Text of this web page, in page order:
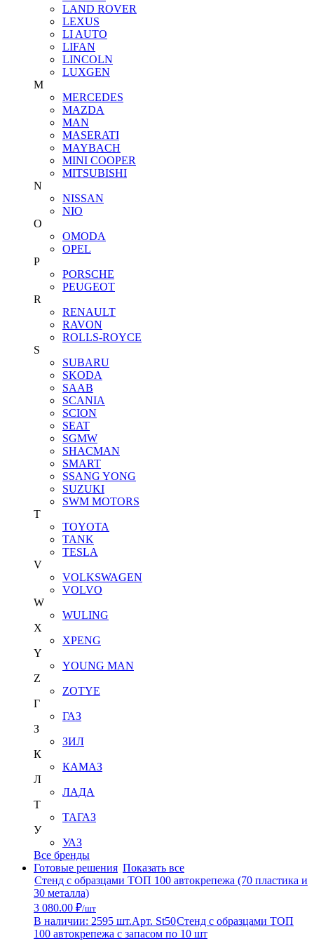
LAND ROVER
LEXUS
LI AUTO
LIFAN
LINCOLN
LUXGEN
M
MERCEDES
MAZDA
MAN
MASERATI
MAYBACH
MINI COOPER
MITSUBISHI
N
NISSAN
NIO
O
OMODA
OPEL
P
PORSCHE
PEUGEOT
R
RENAULT
RAVON
ROLLS-ROYCE
S
SUBARU
SKODA
SAAB
SCANIA
SCION
SEAT
SGMW
SHACMAN
SMART
SSANG YONG
SUZUKI
SWM MOTORS
T
TOYOTA
TANK
TESLA
V
VOLKSWAGEN
VOLVO
W
WULING
X
XPENG
Y
YOUNG MAN
Z
ZOTYE
Г
ГАЗ
З
ЗИЛ
К
КАМАЗ
Л
ЛАДА
Т
ТАГАЗ
У
УАЗ
Все бренды
Готовые решения Показать все
Стенд с образцами ТОП 100 автокрепежа (70 пластика и
30 металла)
3 080.00 ₽/шт
В наличии: 2595 шт.Арт. St50Стенд с образцами ТОП
100 автокрепежа с запасом по 10 шт